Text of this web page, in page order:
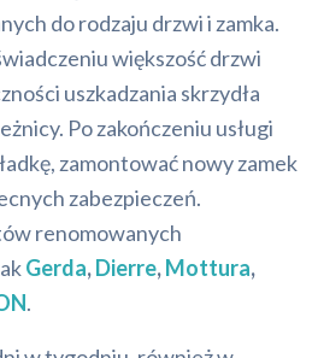
do rodzaju drzwi i zamka.
większość drzwi
uszkadzania skrzydła
Po zakończeniu usługi
zamontować nowy zamek
zabezpieczeń.
renomowanych
Gerda,Dierre,Mottura,
.